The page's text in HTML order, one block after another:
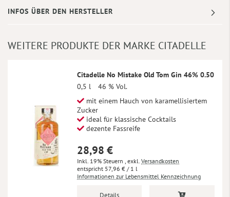
INFOS ÜBER DEN HERSTELLER
WEITERE PRODUKTE DER MARKE CITADELLE
Citadelle No Mistake Old Tom Gin 46% 0.50
0,5 l
46 % Vol.
mit einem Hauch von karamellisiertem
Zucker
ideal für klassische Cocktails
dezente Fassreife
28,98 €
Inkl. 19% Steuern , exkl. Versandkosten
57,96 € / 1 l
Informationen zur Lebensmittel Kennzeichnung